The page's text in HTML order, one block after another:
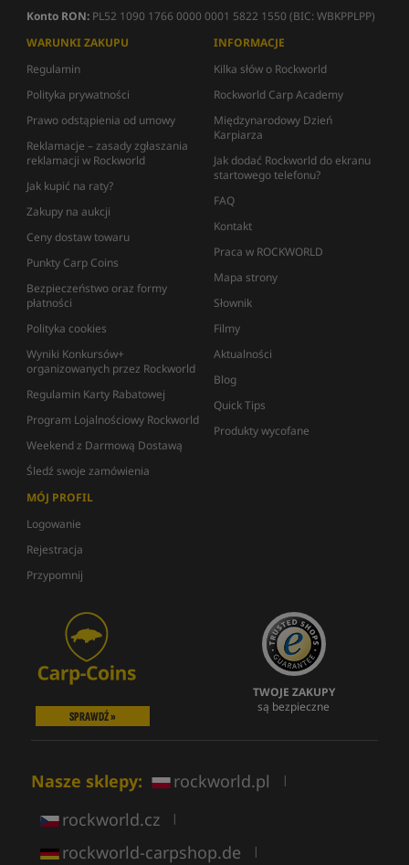
Konto RON: PL52 1090 1766 0000 0001 5822 1550 (BIC: WBKPPLPP)
WARUNKI ZAKUPU
Regulamin
Polityka prywatności
Prawo odstąpienia od umowy
Reklamacje – zasady zgłaszania
reklamacji w Rockworld
Jak kupić na raty?
Zakupy na aukcji
Ceny dostaw towaru
Punkty Carp Coins
Bezpieczeństwo oraz formy
płatności
Polityka cookies
Wyniki Konkursów+
organizowanych przez Rockworld
Regulamin Karty Rabatowej
Program Lojalnościowy Rockworld
Weekend z Darmową Dostawą
Śledź swoje zamówienia
INFORMACJE
Kilka słów o Rockworld
Rockworld Carp Academy
Międzynarodowy Dzień
Karpiarza
Jak dodać Rockworld do ekranu
startowego telefonu?
FAQ
Kontakt
Praca w ROCKWORLD
Mapa strony
Słownik
Filmy
Aktualności
Blog
Quick Tips
Produkty wycofane
MÓJ PROFIL
Logowanie
Rejestracja
Przypomnij
SPRAWDŹ »
TWOJE ZAKUPY
są bezpieczne
Nasze sklepy: rockworld.pl |
rockworld.cz |
rockworld-carpshop.de |